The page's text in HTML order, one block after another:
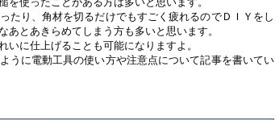
たり、角材を切るだけでもすごく疲れるのでＤＩＹをし
あとあきらめてしまう方も多いと思います。
いに仕上げることも可能になりますよ。
うに電動工具の使い方や注意点について記事を書いてい